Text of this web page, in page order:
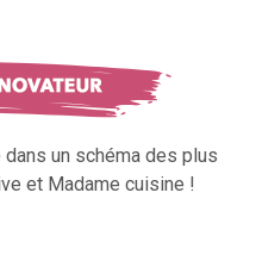
un schéma des plus
et Madame cuisine !